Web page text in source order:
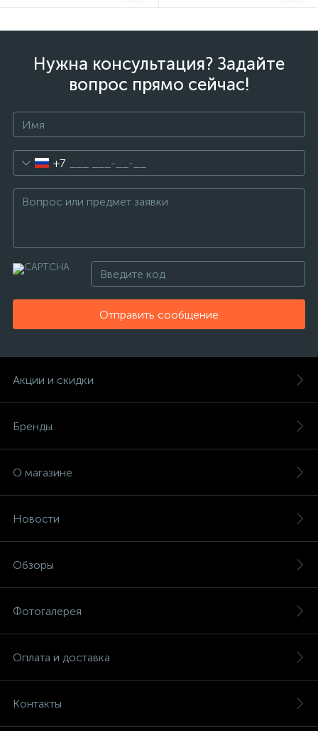
Нужна консультация? Задайте
вопрос прямо сейчас!
+7
Отправить сообщение
Акции и скидки
Бренды
О магазине
Новости
Обзоры
Фотогалерея
Оплата и доставка
Контакты